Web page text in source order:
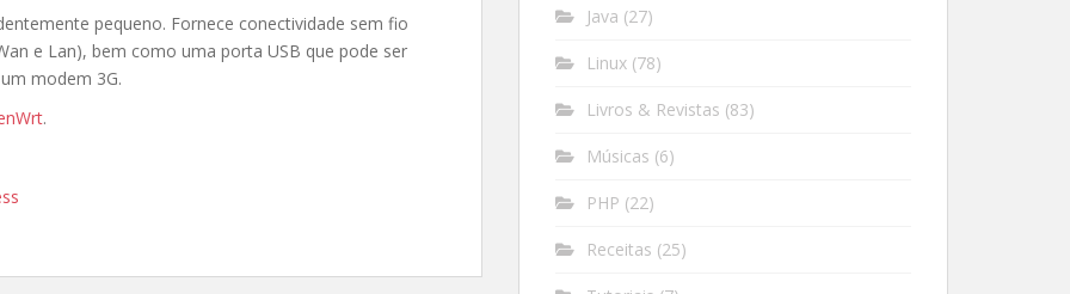
pequeno. Fornece conectividade sem fio
e Lan), bem como uma porta USB que pode ser
modem 3G.
.
Java (27)
Linux (78)
Livros & Revistas (83)
Músicas (6)
PHP (22)
Receitas (25)